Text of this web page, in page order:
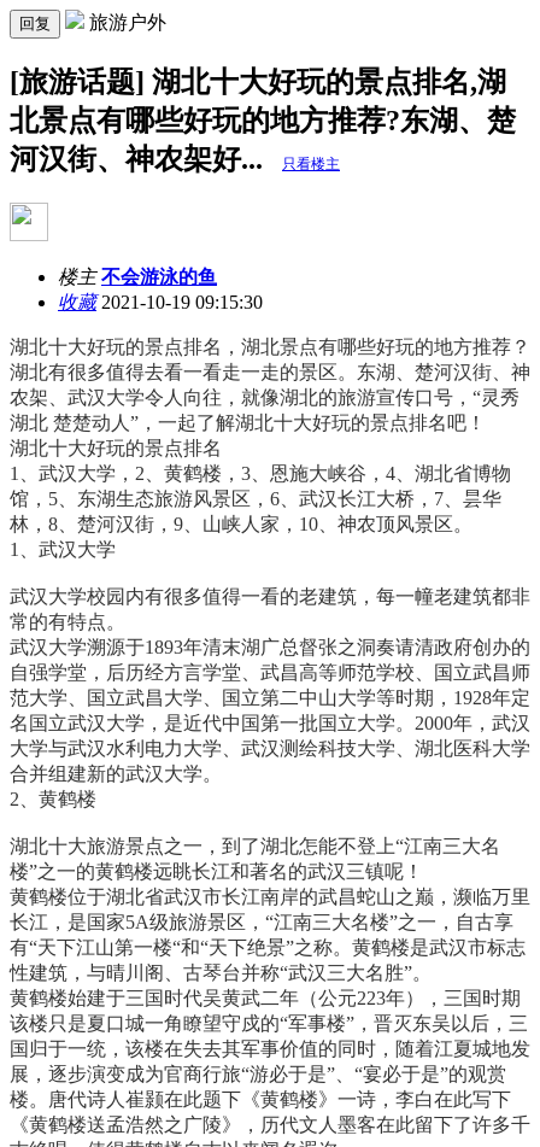
回复 旅游户外
[旅游话题] 湖北十大好玩的景点排名,湖
北景点有哪些好玩的地方推荐?东湖、楚
河汉街、神农架好...
只看楼主
楼主 不会游泳的鱼
收藏2021-10-19 09:15:30
湖北十大好玩的景点排名，湖北景点有哪些好玩的地方推荐？
湖北有很多值得去看一看走一走的景区。东湖、楚河汉街、神
农架、武汉大学令人向往，就像湖北的旅游宣传口号，“灵秀
湖北 楚楚动人”，一起了解湖北十大好玩的景点排名吧！
湖北十大好玩的景点排名
1、武汉大学，2、黄鹤楼，3、恩施大峡谷，4、湖北省博物
馆，5、东湖生态旅游风景区，6、武汉长江大桥，7、昙华
林，8、楚河汉街，9、山峡人家，10、神农顶风景区。
1、武汉大学
武汉大学校园内有很多值得一看的老建筑，每一幢老建筑都非
常的有特点。
武汉大学溯源于1893年清末湖广总督张之洞奏请清政府创办的
自强学堂，后历经方言学堂、武昌高等师范学校、国立武昌师
范大学、国立武昌大学、国立第二中山大学等时期，1928年定
名国立武汉大学，是近代中国第一批国立大学。2000年，武汉
大学与武汉水利电力大学、武汉测绘科技大学、湖北医科大学
合并组建新的武汉大学。
2、黄鹤楼
湖北十大旅游景点之一，到了湖北怎能不登上“江南三大名
楼”之一的黄鹤楼远眺长江和著名的武汉三镇呢！
黄鹤楼位于湖北省武汉市长江南岸的武昌蛇山之巅，濒临万里
长江，是国家5A级旅游景区，“江南三大名楼”之一，自古享
有“天下江山第一楼“和“天下绝景”之称。黄鹤楼是武汉市标志
性建筑，与晴川阁、古琴台并称“武汉三大名胜”。
黄鹤楼始建于三国时代吴黄武二年（公元223年），三国时期
该楼只是夏口城一角瞭望守戍的“军事楼”，晋灭东吴以后，三
国归于一统，该楼在失去其军事价值的同时，随着江夏城地发
展，逐步演变成为官商行旅“游必于是”、“宴必于是”的观赏
楼。唐代诗人崔颢在此题下《黄鹤楼》一诗，李白在此写下
《黄鹤楼送孟浩然之广陵》，历代文人墨客在此留下了许多千